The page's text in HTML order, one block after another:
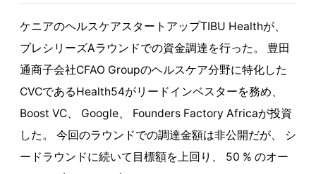
ケニアのヘルスケアスタートアップTIBU Healthが、
プレシリーズAラウンドでの資金調達を行った。 豊田
通商子会社CFAO Groupのヘルスケア分野に特化した
CVCであるHealth54がリードインベスターを務め、
Boost VC、 Google、 Founders Factory Africaが投資
した。 今回のラウンドでの調達金額は非公開だが、 シ
ードラウンドに続いて目標額を上回り、 50 % のオー